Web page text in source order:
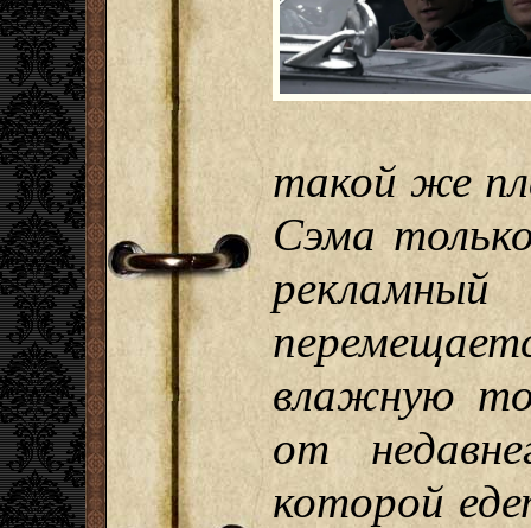
такой же
Сэма
влажную
от
которой